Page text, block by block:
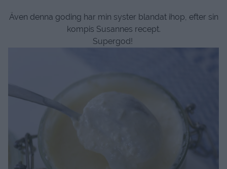
Även denna goding har min syster blandat ihop, efter sin
kompis Susannes recept.
Supergod!